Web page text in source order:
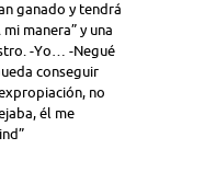
ganado y tendrá
manera” y una
-Yo… -Negué
conseguir
no
él me